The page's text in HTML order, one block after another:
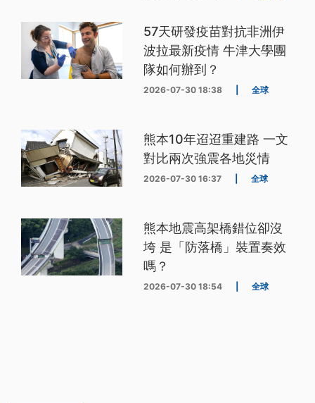
57天研發疫苗對抗非洲伊
波拉最新疫情 牛津大學團
隊如何辦到？
2026-07-30 18:38 全球
熊本10年迢迢重建路 一文
對比兩次強震各地災情
2026-07-30 16:37 全球
熊本地震高架橋錯位卻沒
垮 是「防落橋」裝置奏效
嗎？
2026-07-30 18:54 全球